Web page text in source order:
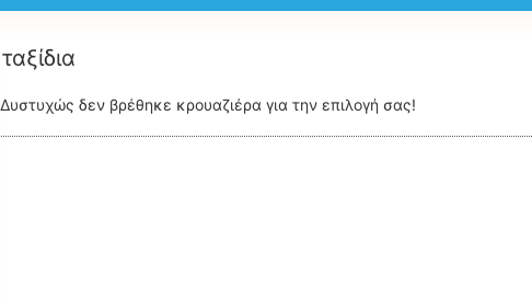
ταξίδια
Δυστυχώς δεν βρέθηκε κρουαζιέρα για την επιλογή σας!